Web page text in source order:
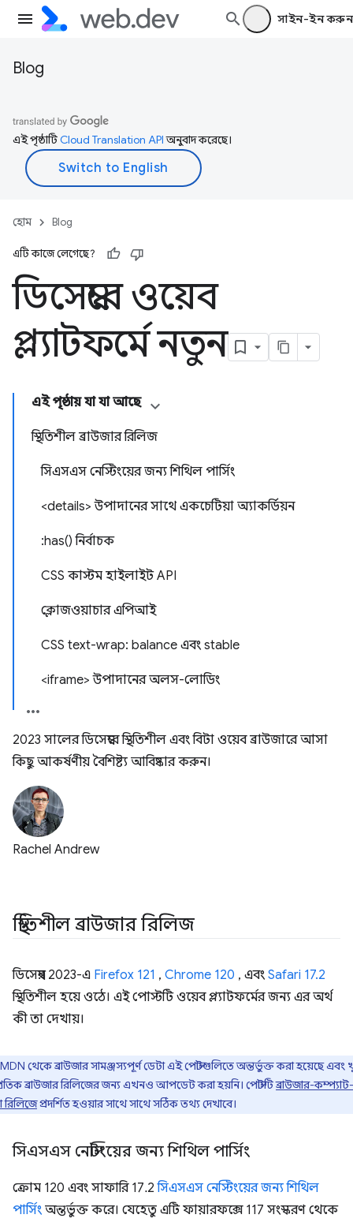
সাইন-ইন করুন
Blog
এই পৃষ্ঠাটিCloud Translation APIঅনুবাদ করেছে।
হোম Blog
এটি কাজে লেগেছে?
ডিসেম্বরে ওয়েব
প্ল্যাটফর্মে নতুন
এই পৃষ্ঠায় যা যা আছে
স্থিতিশীল ব্রাউজার রিলিজ
সিএসএস নেস্টিংয়ের জন্য শিথিল পার্সিং
<details> উপাদানের সাথে একচেটিয়া অ্যাকর্ডিয়ন
:has() নির্বাচক
CSS কাস্টম হাইলাইট API
ক্লোজওয়াচার এপিআই
CSS text-wrap: balance এবং stable
<iframe> উপাদানের অলস-লোডিং
2023 সালের ডিসেম্বরে স্থিতিশীল এবং বিটা ওয়েব ব্রাউজারে আসা
কিছু আকর্ষণীয় বৈশিষ্ট্য আবিষ্কার করুন।
Rachel Andrew
স্থিতিশীল ব্রাউজার রিলিজ
ডিসেম্বর 2023-এ Firefox 121 , Chrome 120 , এবং Safari 17.2
স্থিতিশীল হয়ে ওঠে। এই পোস্টটি ওয়েব প্ল্যাটফর্মের জন্য এর অর্থ
কী তা দেখায়।
MDN থেকে ব্রাউজার সামঞ্জস্যপূর্ণ ডেটা এই পোস্টগুলিতে অন্তর্ভুক্ত করা হয়েছে এবং
ব্রাউজার রিলিজের জন্য এখনও আপডেট করা হয়নি। পোস্টটিব্রাউজার-কম্প্যাট-
রিলিজেপ্রদর্শিত হওয়ার সাথে সাথে সঠিক তথ্য দেখাবে।
সিএসএস নেস্টিংয়ের জন্য শিথিল পার্সিং
ক্রোম 120 এবং সাফারি 17.2সিএসএস নেস্টিংয়ের জন্য শিথিল
পার্সিং অন্তর্ভুক্ত করে। যেহেতু এটি ফায়ারফক্সে 117 সংস্করণ থেকে